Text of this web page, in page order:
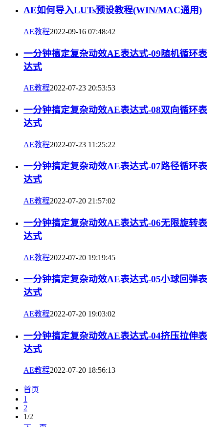
AE如何导入LUTs预设教程(WIN/MAC通用)
AE教程2022-09-16 07:48:42
一分钟搞定复杂动效AE表达式-09随机循环表
达式
AE教程2022-07-23 20:53:53
一分钟搞定复杂动效AE表达式-08双向循环表
达式
AE教程2022-07-23 11:25:22
一分钟搞定复杂动效AE表达式-07路径循环表
达式
AE教程2022-07-20 21:57:02
一分钟搞定复杂动效AE表达式-06无限旋转表
达式
AE教程2022-07-20 19:19:45
一分钟搞定复杂动效AE表达式-05小球回弹表
达式
AE教程2022-07-20 19:03:02
一分钟搞定复杂动效AE表达式-04挤压拉伸表
达式
AE教程2022-07-20 18:56:13
首页
1
2
1/2